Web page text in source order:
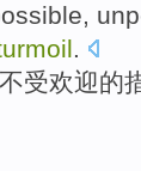
,
.
不受欢迎的